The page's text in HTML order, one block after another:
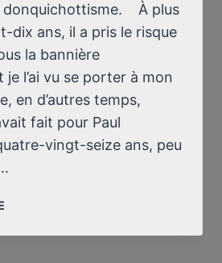
donquichottisme. À plus
dix ans, il a pris le risque
la bannière
l’ai vu se porter à mon
en d’autres temps,
fait pour Paul
vingt-seize ans, peu
RIVAROL